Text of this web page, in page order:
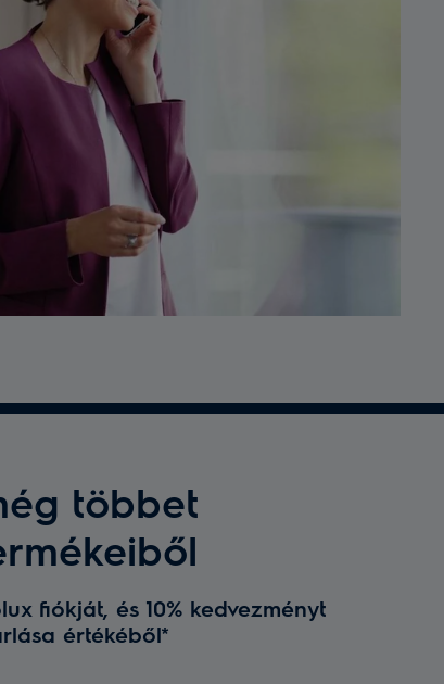
többet
fiókját, és 10% kedvezményt
értékéből*